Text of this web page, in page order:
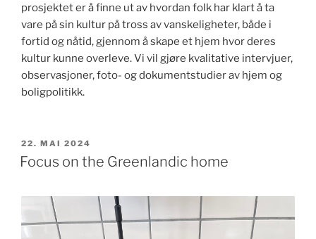
prosjektet er å finne ut av hvordan folk har klart å ta
vare på sin kultur på tross av vanskeligheter, både i
fortid og nåtid, gjennom å skape et hjem hvor deres
kultur kunne overleve. Vi vil gjøre kvalitative intervjuer,
observasjoner, foto- og dokumentstudier av hjem og
boligpolitikk.
PUBLISERT
22. MAI 2024
Focus on the Greenlandic home